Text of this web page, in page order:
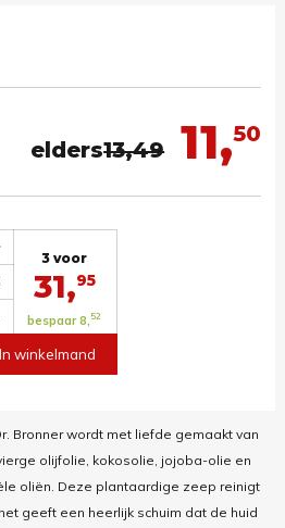
11,50
elders13,49
3 voor
31,95
bespaar 8, 52
In winkelmand
Bronner wordt met liefde gemaakt van
olijfolie, kokosolie, jojoba-olie en
oliën. Deze plantaardige zeep reinigt
geeft een heerlijk schuim dat de huid